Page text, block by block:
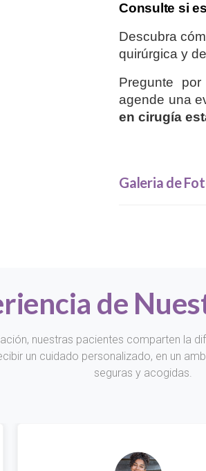
Consulte si
Descubra
quirúrgica y
Pregunte
agende una
en cirugía
Galeria de
de
nuestras pacientes comparten la
un cuidado personalizado, en un
seguras y acogidas.